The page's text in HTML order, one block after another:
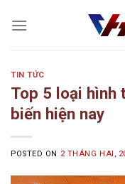
TIN TỨC
Top 5 loại hình
biến hiện nay
POSTED ON 2 THÁNG HAI,